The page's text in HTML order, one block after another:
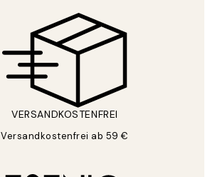
VERSANDKOSTENFREI
Versandkostenfrei ab 59 €